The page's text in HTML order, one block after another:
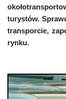
turystów.
transporcie,
rynku.